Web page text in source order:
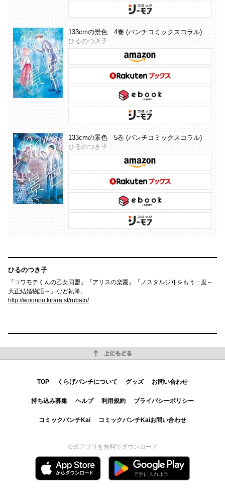
133cmの景色 4巻 (バンチコミックスコラル)
ひるのつき子
133cmの景色 5巻 (バンチコミックスコラル)
ひるのつき子
ひるのつき子
『コワモテくんの乙女同盟』『アリスの楽園』『ノスタルジヰをもう一度～
大正結婚物語～』など執筆。
http://aoionpu.kirara.st/rubato/
TOP くらげバンチについて グッズ お問い合わせ
持ち込み募集 ヘルプ 利用規約 プライバシーポリシー
コミックバンチKai コミックバンチKaiお問い合わせ
公式アプリを無料でダウンロード